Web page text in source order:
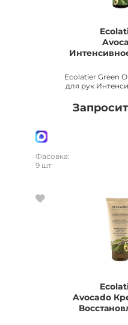
Ecolatier Green
для рук
Фасовка:
9 шт
Avocado